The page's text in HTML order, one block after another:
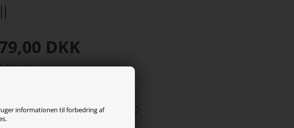
informationen til forbedring af
DKK
Størrelse